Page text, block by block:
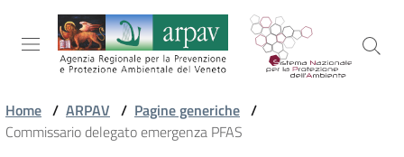
Salta al contenuto
Salta alla navigazione
Salta al footer
Home / ARPAV / Pagine generiche /
Commissario delegato emergenza PFAS